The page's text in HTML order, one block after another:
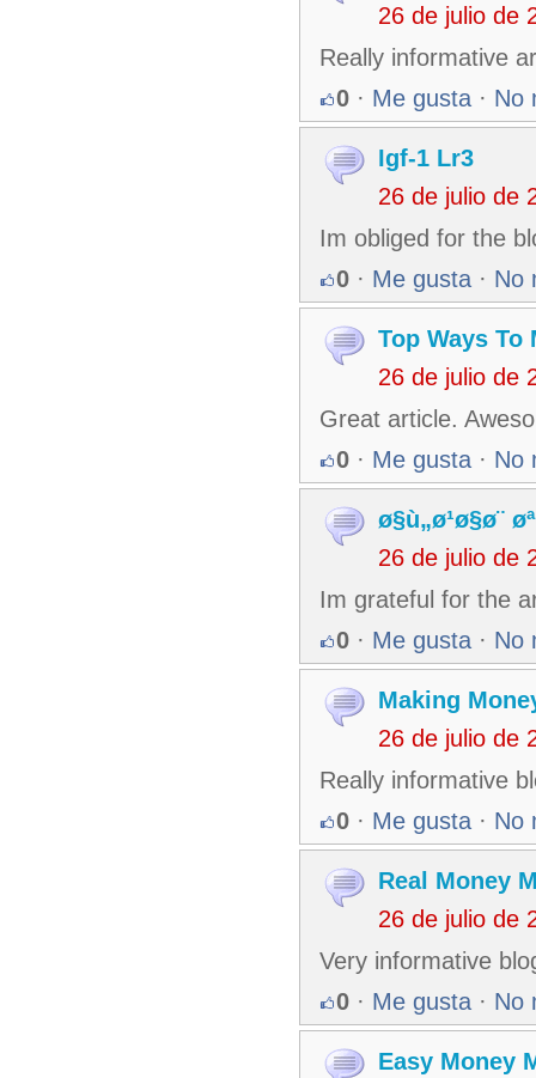
26 de julio de
Really informative
0 · Me gusta · No
Igf-1 Lr3
26 de julio de
Im obliged for the
0 · Me gusta · No
Top Ways To
26 de julio de
Great article.
0 · Me gusta · No
ø§ù„ø¹ø§ø¨
26 de julio de
Im grateful for the
0 · Me gusta · No
Making
26 de julio de
Really informative
0 · Me gusta · No
Real Money
26 de julio de
Very informative
0 · Me gusta · No
Easy Money